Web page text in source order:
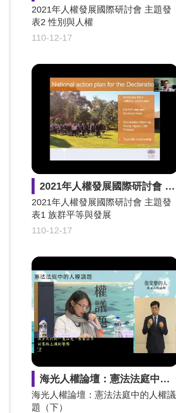
110-12-17
2021年人權發展國際研討會 主題發
表2 性別與人權
2021年人權發展國際研討會 主題發表1 族群平等與發展 主講人Tricia Keelan
110-12-17
2021年人權發展國際研討會 主題發
表1 族群平等與發展
海光人權論壇：憲法法庭中的人權議題（下）
海光人權論壇：憲法法庭中的人權議
題（下）